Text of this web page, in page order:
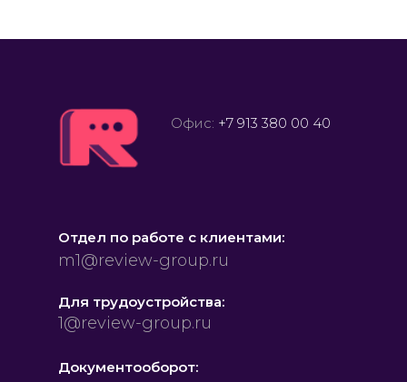
Офис: +7 913 380 00 40
Отдел по работе с клиентами:
m1@review-group.ru
Для трудоустройства:
1@review-group.ru
Документооборот: